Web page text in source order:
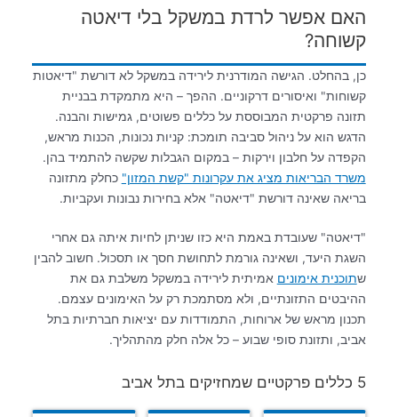
האם אפשר לרדת במשקל בלי דיאטה
קשוחה?
כן, בהחלט. הגישה המודרנית לירידה במשקל לא דורשת "דיאטות
קשוחות" ואיסורים דרקוניים. ההפך – היא מתמקדת בבניית
תזונה פרקטית המבוססת על כללים פשוטים, גמישות והבנה.
הדגש הוא על ניהול סביבה תומכת: קניות נכונות, הכנות מראש,
הקפדה על חלבון וירקות – במקום הגבלות שקשה להתמיד בהן.
משרד הבריאות מציג את עקרונות "קשת המזון" כחלק מתזונה
בריאה שאינה דורשת "דיאטה" אלא בחירות נבונות ועקביות.
"דיאטה" שעובדת באמת היא כזו שניתן לחיות איתה גם אחרי
השגת היעד, ושאינה גורמת לתחושת חסך או תסכול. חשוב להבין
שתוכנית אימונים אמיתית לירידה במשקל משלבת גם את
ההיבטים התזונתיים, ולא מסתמכת רק על האימונים עצמם.
תכנון מראש של ארוחות, התמודדות עם יציאות חברתיות בתל
אביב, ותזונת סופי שבוע – כל אלה חלק מהתהליך.
5 כללים פרקטיים שמחזיקים בתל אביב